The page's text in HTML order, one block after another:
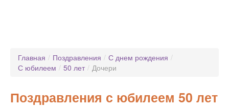
Главная / Поздравления / С днем рождения /
С юбилеем / 50 лет / Дочери
Поздравления с юбилеем 50 лет